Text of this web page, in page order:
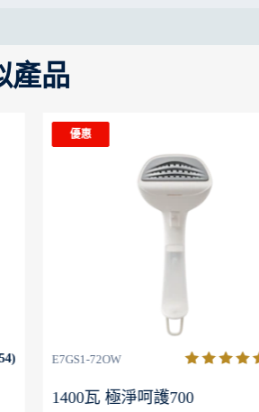
產品
優惠
E7GS1-72OW
1400瓦 極淨呵護700